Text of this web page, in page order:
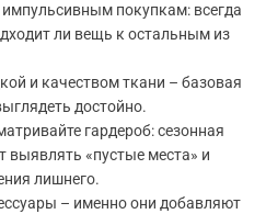
импульсивным покупкам: всегда
ли вещь к остальным из
и качеством ткани – базовая
достойно.
гардероб: сезонная
выявлять «пустые места» и
лишнего.
– именно они добавляют